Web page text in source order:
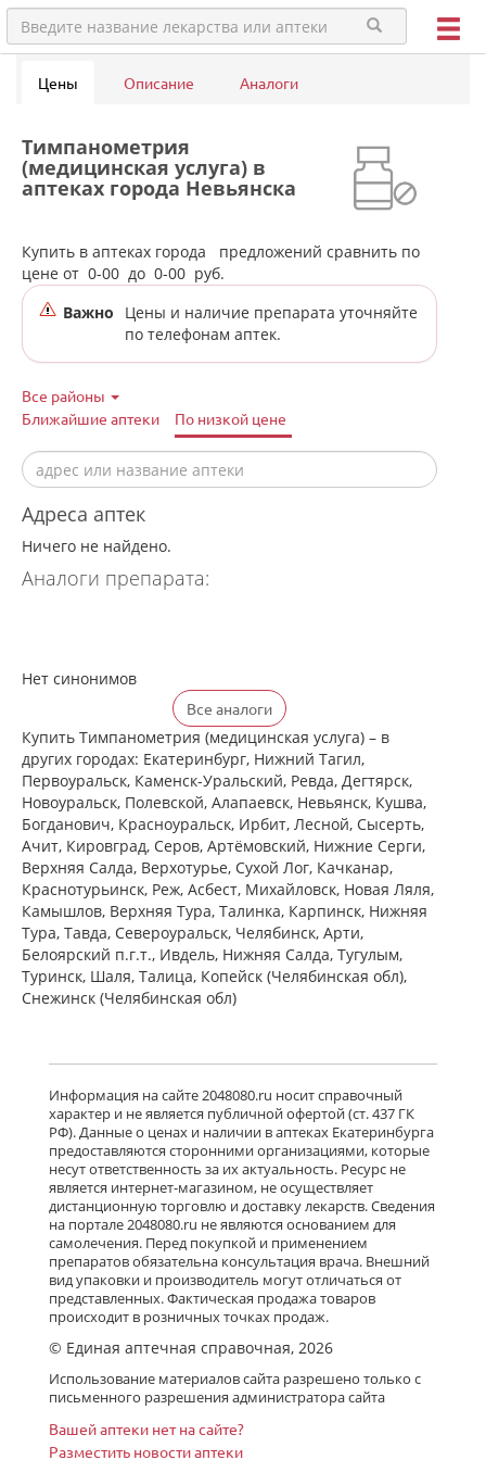
Цены Описание Аналоги
Тимпанометрия
(медицинская услуга) в
аптеках города Невьянска
Купить в аптеках города
предложений сравнить по
цене от 0-00 до 0-00 руб.
Важно
Цены и наличие препарата уточняйте
по телефонам аптек.
Все районы
Ближайшие аптеки
По низкой цене
Адреса аптек
Ничего не найдено.
Аналоги препарата:
Нет синонимов
Все аналоги
Купить Тимпанометрия (медицинская услуга) – в
других городах: Екатеринбург, Нижний Тагил,
Первоуральск, Каменск-Уральский, Ревда, Дегтярск,
Новоуральск, Полевской, Алапаевск, Невьянск, Кушва,
Богданович, Красноуральск, Ирбит, Лесной, Сысерть,
Ачит, Кировград, Серов, Артёмовский, Нижние Cерги,
Верхняя Салда, Верхотурье, Сухой Лог, Качканар,
Краснотурьинск, Реж, Асбест, Михайловск, Новая Ляля,
Камышлов, Верхняя Тура, Талинка, Карпинск, Нижняя
Тура, Тавда, Североуральск, Челябинск, Арти,
Белоярский п.г.т., Ивдель, Нижняя Салда, Тугулым,
Туринск, Шаля, Талица, Копейск (Челябинская обл),
Снежинск (Челябинская обл)
Информация на сайте 2048080.ru носит справочный
характер и не является публичной офертой (ст. 437 ГК
РФ). Данные о ценах и наличии в аптеках Екатеринбурга
предоставляются сторонними организациями, которые
несут ответственность за их актуальность. Ресурс не
является интернет-магазином, не осуществляет
дистанционную торговлю и доставку лекарств. Сведения
на портале 2048080.ru не являются основанием для
самолечения. Перед покупкой и применением
препаратов обязательна консультация врача. Внешний
вид упаковки и производитель могут отличаться от
представленных. Фактическая продажа товаров
происходит в розничных точках продаж.
© Единая аптечная справочная, 2026
Использование материалов сайта разрешено только с
письменного разрешения администратора сайта
Вашей аптеки нет на сайте?
Разместить новости аптеки